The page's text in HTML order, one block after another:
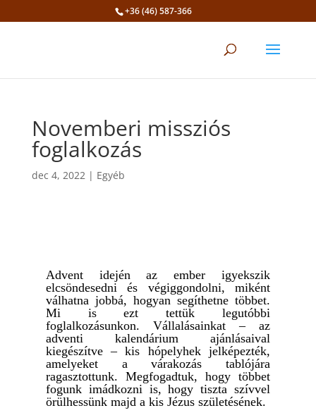
+36 (46) 587-366
Novemberi missziós
foglalkozás
dec 4, 2022| Egyéb
Advent idején az ember igyekszik
elcsöndesedni és végiggondolni, miként
válhatna jobbá, hogyan segíthetne többet.
Mi is ezt tettük legutóbbi
foglalkozásunkon. Vállalásainkat – az
adventi kalendárium ajánlásaival
kiegészítve – kis hópelyhek jelképezték,
amelyeket a várakozás tablójára
ragasztottunk. Megfogadtuk, hogy többet
fogunk imádkozni is, hogy tiszta szívvel
örülhessünk majd a kis Jézus születésének.